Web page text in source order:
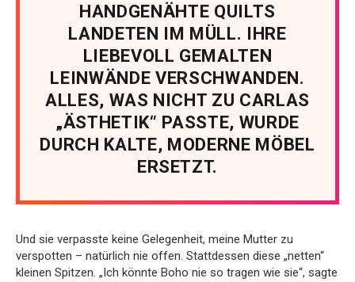
HANDGENÄHTE QUILTS
LANDETEN IM MÜLL. IHRE
LIEBEVOLL GEMALTEN
LEINWÄNDE VERSCHWANDEN.
ALLES, WAS NICHT ZU CARLAS
„ÄSTHETIK“ PASSTE, WURDE
DURCH KALTE, MODERNE MÖBEL
ERSETZT.
Und sie verpasste keine Gelegenheit, meine Mutter zu
verspotten – natürlich nie offen. Stattdessen diese „netten“
kleinen Spitzen. „Ich könnte Boho nie so tragen wie sie“, sagte